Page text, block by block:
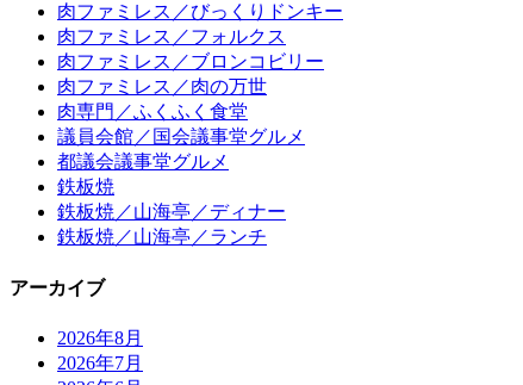
肉ファミレス／びっくりドンキー
肉ファミレス／フォルクス
肉ファミレス／ブロンコビリー
肉ファミレス／肉の万世
肉専門／ふくふく食堂
議員会館／国会議事堂グルメ
都議会議事堂グルメ
鉄板焼
鉄板焼／山海亭／ディナー
鉄板焼／山海亭／ランチ
アーカイブ
2026年8月
2026年7月